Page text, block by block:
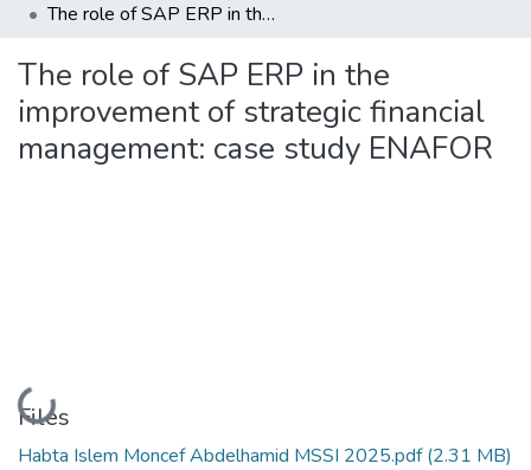
The role of SAP ERP in the improvement of strategic financial management: case study ENAFOR
The role of SAP ERP in the
improvement of strategic financial
management: case study ENAFOR
Loading...
Files
Habta Islem Moncef Abdelhamid MSSI 2025.pdf(2.31 MB)